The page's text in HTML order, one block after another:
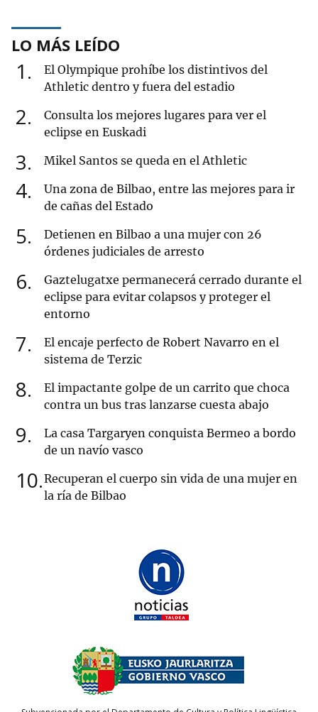
LO MÁS LEÍDO
1
El Olympique prohíbe los distintivos del
Athletic dentro y fuera del estadio
2
Consulta los mejores lugares para ver el
eclipse en Euskadi
3 Mikel Santos se queda en el Athletic
4
Una zona de Bilbao, entre las mejores para ir
de cañas del Estado
5
Detienen en Bilbao a una mujer con 26
órdenes judiciales de arresto
6
Gaztelugatxe permanecerá cerrado durante el
eclipse para evitar colapsos y proteger el
entorno
7
El encaje perfecto de Robert Navarro en el
sistema de Terzic
8
El impactante golpe de un carrito que choca
contra un bus tras lanzarse cuesta abajo
9
La casa Targaryen conquista Bermeo a bordo
de un navío vasco
10 Recuperan el cuerpo sin vida de una mujer en
la ría de Bilbao